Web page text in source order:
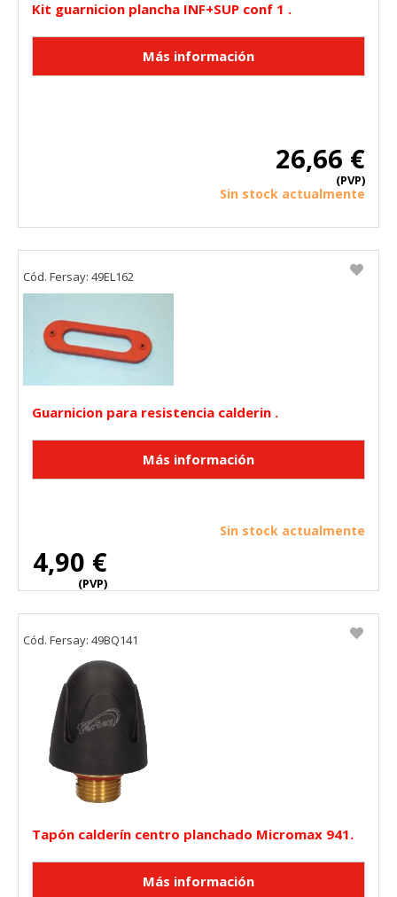
Kit guarnicion plancha INF+SUP conf 1 .
26,66 €
(PVP)
Sin stock actualmente
Guarnicion para resistencia calderin .
4,90 €
(PVP)
Sin stock actualmente
Cód. Fersay: 49EL162
Tapón calderín centro planchado Micromax 941.
Cód. Fersay: 49BQ141